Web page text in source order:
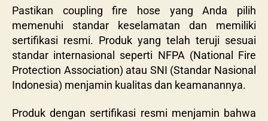
Pastikan coupling fire hose yang Anda pilih
memenuhi standar keselamatan dan memiliki
sertifikasi resmi. Produk yang telah teruji sesuai
standar internasional seperti NFPA (National Fire
Protection Association) atau SNI (Standar Nasional
Indonesia) menjamin kualitas dan keamanannya.
Produk dengan sertifikasi resmi menjamin bahwa